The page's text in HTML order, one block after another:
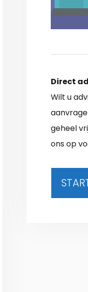
Direct
Wilt u
geheel
ons op